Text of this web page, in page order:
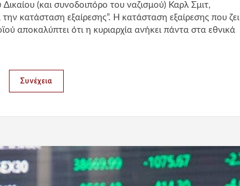
(και συνοδοιπόρο του ναζισμού) Καρλ Σμιτ,
κατάσταση εξαίρεσης”. Η κατάσταση εξαίρεσης που ζει
αποκαλύπτει ότι η κυριαρχία ανήκει πάντα στα εθνικά
Συνέχεια